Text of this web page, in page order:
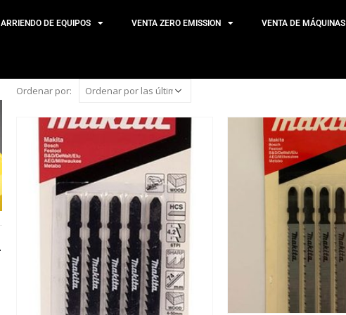
ARRIENDO DE EQUIPOS VENTA ZERO EMISSION VENTA DE MÁQUINAS
Ordenar por: